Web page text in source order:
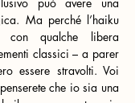
Ma perché l’haiku
con qualche libera
classici – a parer
essere stravolti. Voi
che io sia una